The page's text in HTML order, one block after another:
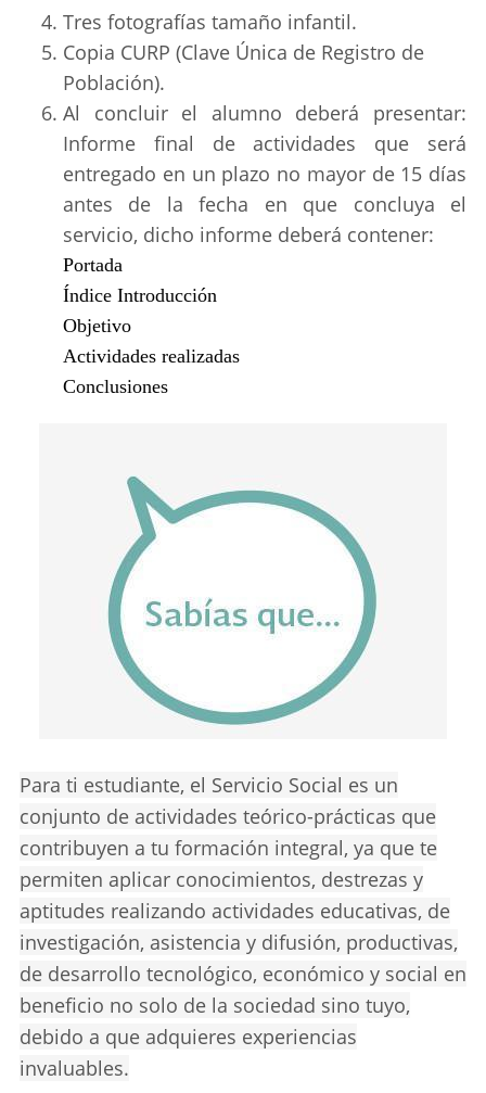
Tres fotografías tamaño infantil.
Copia CURP (Clave Única de Registro de
Población).
Al concluir el alumno deberá presentar:
Informe final de actividades que será
entregado en un plazo no mayor de 15 días
antes de la fecha en que concluya el
servicio, dicho informe deberá contener:
Portada
Índice Introducción
Objetivo
Actividades realizadas
Conclusiones
Para ti estudiante, el Servicio Social es un
conjunto de actividades teórico-prácticas que
contribuyen a tu formación integral, ya que te
permiten aplicar conocimientos, destrezas y
aptitudes realizando actividades educativas, de
investigación, asistencia y difusión, productivas,
de desarrollo tecnológico, económico y social en
beneficio no solo de la sociedad sino tuyo,
debido a que adquieres experiencias
invaluables.